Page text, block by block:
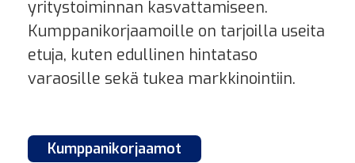
yritystoiminnan kasvattamiseen.
Kumppanikorjaamoille on tarjoilla useita
etuja, kuten edullinen hintataso
varaosille sekä tukea markkinointiin.
Kumppani­korjaamot